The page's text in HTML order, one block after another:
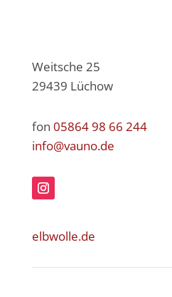
Weitsche 25
29439 Lüchow
fon 05864 98 66 244
info@vauno.de
elbwolle.de